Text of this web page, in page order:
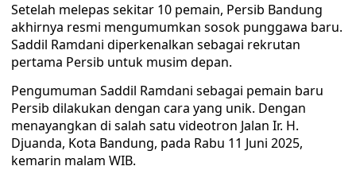
Setelah melepas sekitar 10 pemain, Persib Bandung
akhirnya resmi mengumumkan sosok punggawa baru.
Saddil Ramdani diperkenalkan sebagai rekrutan
pertama Persib untuk musim depan.
Pengumuman Saddil Ramdani sebagai pemain baru
Persib dilakukan dengan cara yang unik. Dengan
menayangkan di salah satu videotron Jalan Ir. H.
Djuanda, Kota Bandung, pada Rabu 11 Juni 2025,
kemarin malam WIB.